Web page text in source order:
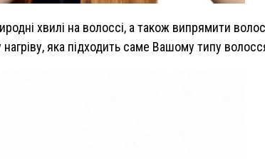
хвилі на волоссі, а також випрямити
яка підходить саме Вашому типу